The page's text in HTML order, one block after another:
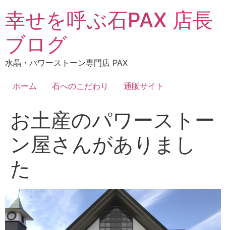
ン
ン
に
幸せを呼ぶ石PAX 店長
ブログ
水晶・パワーストーン専門店 PAX
ホーム 石へのこだわり 通販サイト
お土産のパワーストー
ン屋さんがありまし
た